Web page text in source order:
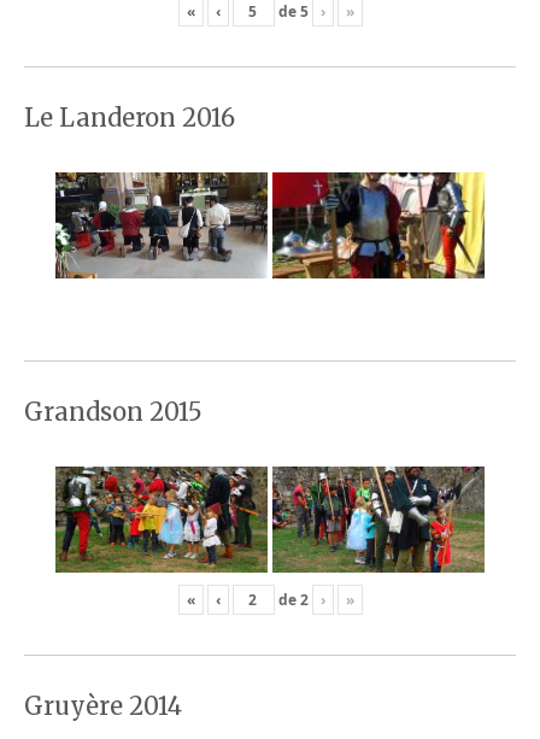
« ‹ de5 › »
Le Landeron 2016
Grandson 2015
« ‹ de2 › »
Gruyère 2014